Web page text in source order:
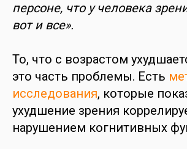
персоне, что у человека
вот и все».
То, что с возрастом
это часть проблемы. Есть
исследования, которые
ухудшение зрения
нарушением когнитивных